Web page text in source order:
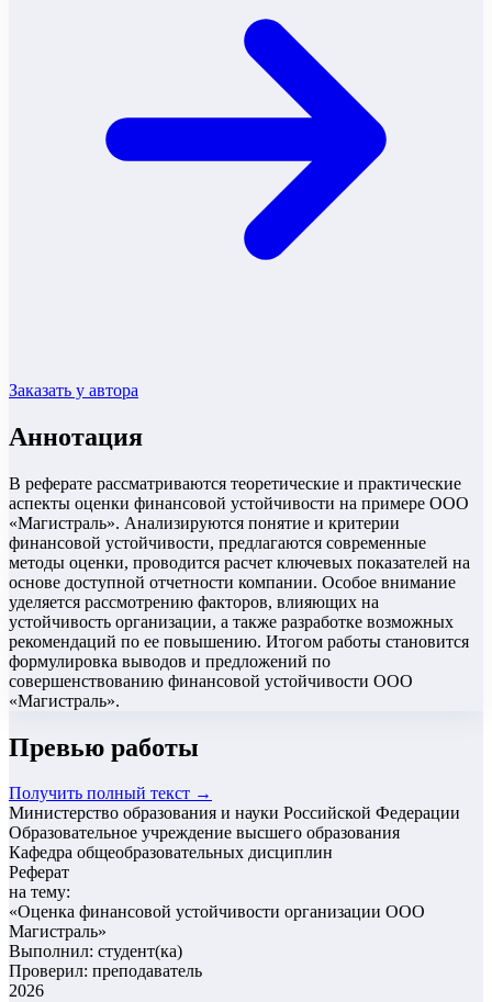
Заказать у автора
Аннотация
В реферате рассматриваются теоретические и практические
аспекты оценки финансовой устойчивости на примере ООО
«Магистраль». Анализируются понятие и критерии
финансовой устойчивости, предлагаются современные
методы оценки, проводится расчет ключевых показателей на
основе доступной отчетности компании. Особое внимание
уделяется рассмотрению факторов, влияющих на
устойчивость организации, а также разработке возможных
рекомендаций по ее повышению. Итогом работы становится
формулировка выводов и предложений по
совершенствованию финансовой устойчивости ООО
«Магистраль».
Превью работы
Получить полный текст →
Министерство образования и науки Российской Федерации
Образовательное учреждение высшего образования
Кафедра общеобразовательных дисциплин
Реферат
на тему:
«Оценка финансовой устойчивости организации ООО
Магистраль»
Выполнил: студент(ка)
Проверил: преподаватель
2026